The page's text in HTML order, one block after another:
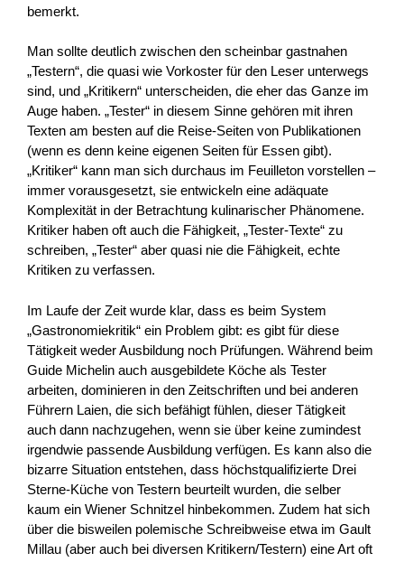
bemerkt.
Man sollte deutlich zwischen den scheinbar gastnahen
„Testern“, die quasi wie Vorkoster für den Leser unterwegs
sind, und „Kritikern“ unterscheiden, die eher das Ganze im
Auge haben. „Tester“ in diesem Sinne gehören mit ihren
Texten am besten auf die Reise-Seiten von Publikationen
(wenn es denn keine eigenen Seiten für Essen gibt).
„Kritiker“ kann man sich durchaus im Feuilleton vorstellen –
immer vorausgesetzt, sie entwickeln eine adäquate
Komplexität in der Betrachtung kulinarischer Phänomene.
Kritiker haben oft auch die Fähigkeit, „Tester-Texte“ zu
schreiben, „Tester“ aber quasi nie die Fähigkeit, echte
Kritiken zu verfassen.
Im Laufe der Zeit wurde klar, dass es beim System
„Gastronomiekritik“ ein Problem gibt: es gibt für diese
Tätigkeit weder Ausbildung noch Prüfungen. Während beim
Guide Michelin auch ausgebildete Köche als Tester
arbeiten, dominieren in den Zeitschriften und bei anderen
Führern Laien, die sich befähigt fühlen, dieser Tätigkeit
auch dann nachzugehen, wenn sie über keine zumindest
irgendwie passende Ausbildung verfügen. Es kann also die
bizarre Situation entstehen, dass höchstqualifizierte Drei
Sterne-Küche von Testern beurteilt wurden, die selber
kaum ein Wiener Schnitzel hinbekommen. Zudem hat sich
über die bisweilen polemische Schreibweise etwa im Gault
Millau (aber auch bei diversen Kritikern/Testern) eine Art oft